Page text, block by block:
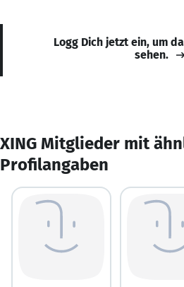
Logg Dich jetzt ein, um
sehen.
XING Mitglieder mit
Profilangaben